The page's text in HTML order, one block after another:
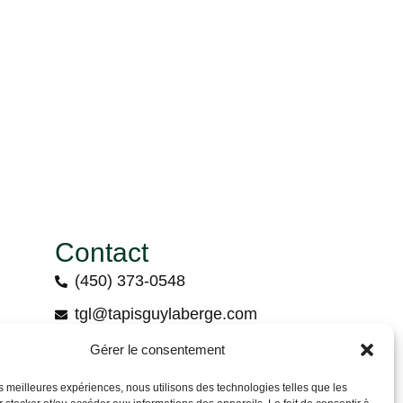
Gérer le consentement
meilleures expériences, nous utilisons des technologies telles que les
Contact
(450) 373-0548
tgl@tapisguylaberge.com
3275 Bd Monseigneur-Langlois, Salaberry-